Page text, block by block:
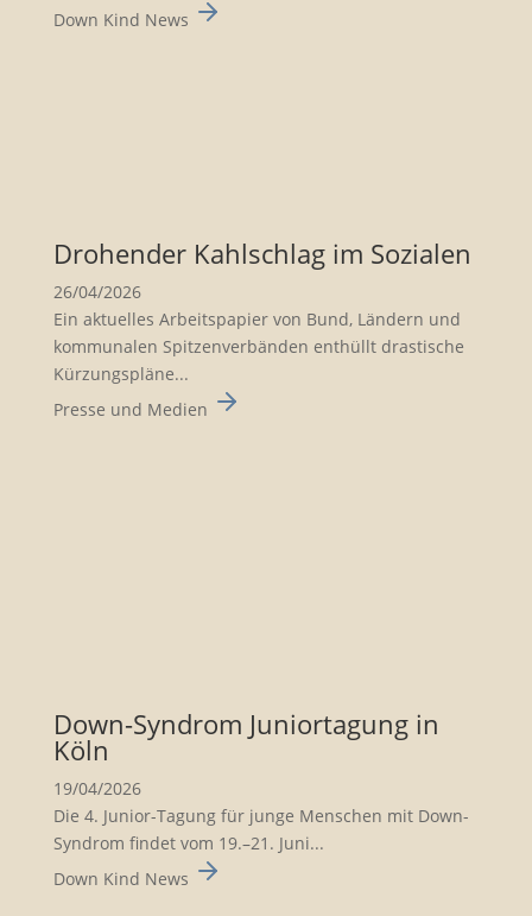
Down Kind News
Drohender Kahlschlag im Sozialen
26/04/2026
Ein aktuelles Arbeits­pa­pier von Bund, Ländern und
kommu­nalen Spitzen­ver­bänden enthüllt drasti­sche
Kürzungs­pläne...
Presse und Medien
Down-Syndrom Junior­ta­gung in
Köln
19/04/2026
Die 4. Junior-Tagung für junge Menschen mit Down-
Syndrom findet vom 19.–21. Juni...
Down Kind News